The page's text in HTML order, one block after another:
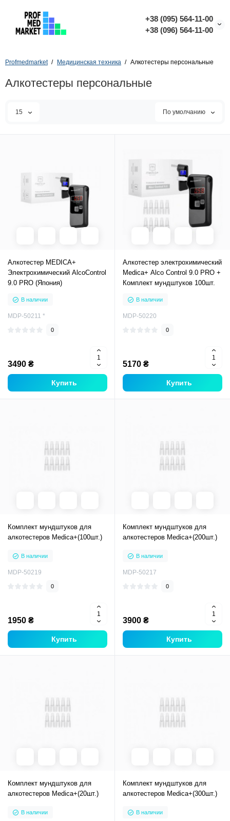
+38 (095) 564-11-00
+38 (096) 564-11-00
Profmedmarket Медицинская техника Алкотестеры персональные
Алкотестеры персональные
15 По умолчанию
Алкотестер MEDICA+
Электрохимический AlcoControl
9.0 PRO (Япония)
В наличии
MDP-50211 *
0
3490 ₴
Купить
Алкотестер электрохимический
Medica+ Alco Control 9.0 PRO +
Комплект мундштуков 100шт.
В наличии
MDP-50220
0
5170 ₴
Купить
Комплект мундштуков для
алкотестеров Medica+(100шт.)
В наличии
MDP-50219
0
1950 ₴
Купить
Комплект мундштуков для
алкотестеров Medica+(200шт.)
В наличии
MDP-50217
0
3900 ₴
Купить
Комплект мундштуков для
алкотестеров Medica+(20шт.)
В наличии
Комплект мундштуков для
алкотестеров Medica+(300шт.)
В наличии